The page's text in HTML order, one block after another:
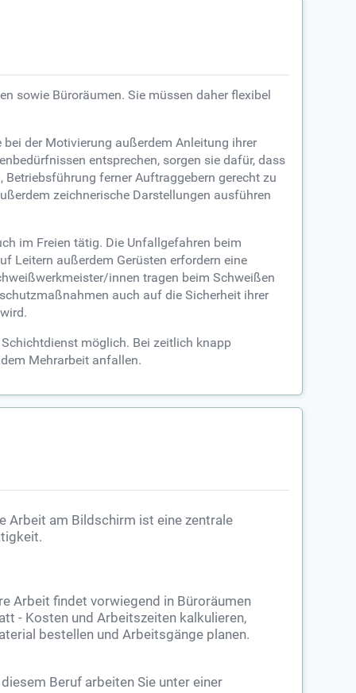
sowie Büroräumen. Sie müssen daher flexibel
der Motivierung außerdem Anleitung ihrer
entsprechen, sorgen sie dafür, dass
ferner Auftraggebern gerecht zu
zeichnerische Darstellungen ausführen
im Freien tätig. Die Unfallgefahren beim
Leitern außerdem Gerüsten erfordern eine
innen tragen beim Schweißen
auch auf die Sicherheit ihrer
möglich. Bei zeitlich knapp
Mehrarbeit anfallen.
Arbeit am Bildschirm ist eine zentrale
Arbeit findet vorwiegend in Büroräumen
- Kosten und Arbeitszeiten kalkulieren,
bestellen und Arbeitsgänge planen.
diesem Beruf arbeiten Sie unter einer